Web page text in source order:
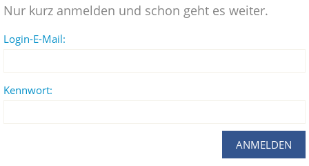
Nur kurz anmelden und schon geht es weiter.
Login-E-Mail:
Kennwort: